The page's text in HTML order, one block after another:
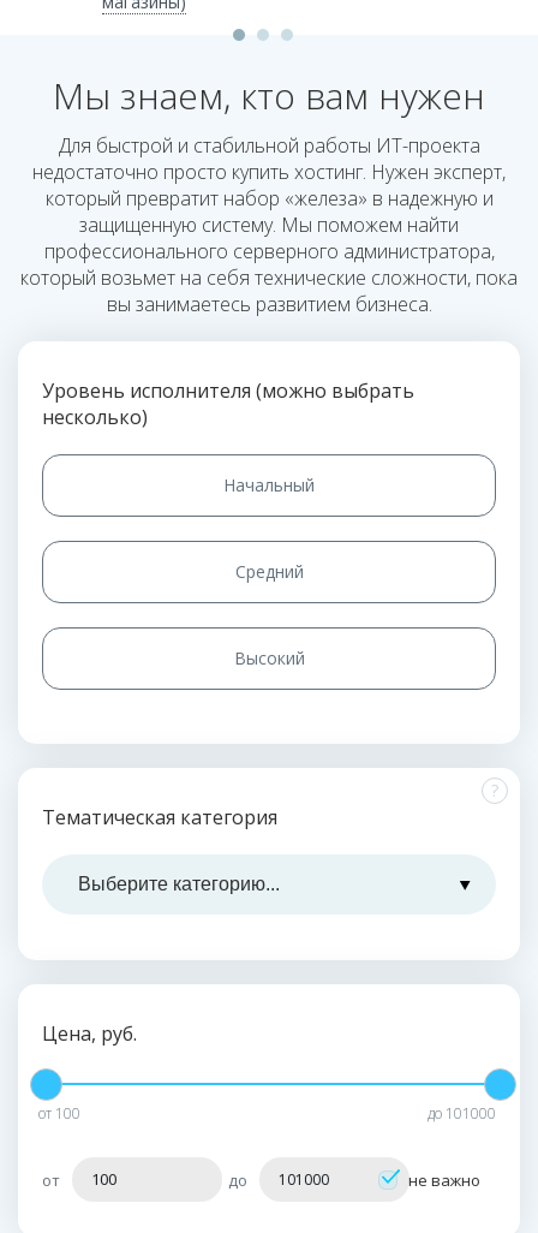
Мы знаем, кто вам нужен
Для быстрой и стабильной работы ИТ-проекта
недостаточно просто купить хостинг. Нужен эксперт,
который превратит набор «железа» в надежную и
защищенную систему. Мы поможем найти
профессионального серверного администратора,
который возьмет на себя технические сложности, пока
вы занимаетесь развитием бизнеса.
Уровень исполнителя (можно выбрать
несколько)
Начальный
Средний
Высокий
Тематическая категория
?
Цена, руб.
от 100 до 101000
от до не важно